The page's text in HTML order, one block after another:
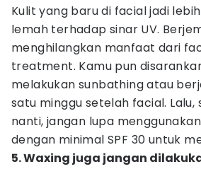
Kulit yang baru di facial jadi
lemah terhadap sinar UV.
menghilangkan manfaat dari
treatment. Kamu pun
melakukan sunbathing atau
satu minggu setelah facial.
nanti, jangan lupa
dengan minimal SPF 30 untuk
5. Waxing juga jangan